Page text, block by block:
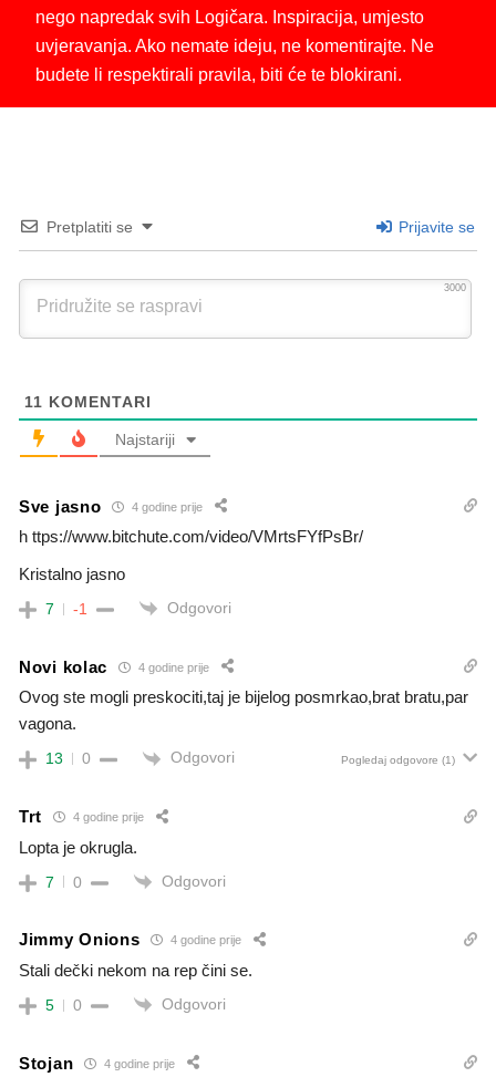
nego napredak svih Logičara. Inspiracija, umjesto
uvjeravanja. Ako nemate ideju, ne komentirajte. Ne
budete li respektirali pravila, biti će te blokirani.
Pretplatiti se Prijavite se
3000
11 KOMENTARI
Najstariji
Sve jasno 4 godine prije
h ttps://www.bitchute.com/video/VMrtsFYfPsBr/
Kristalno jasno
7 -1 Odgovori
Novi kolac 4 godine prije
Ovog ste mogli preskociti,taj je bijelog posmrkao,brat bratu,par
vagona.
13 0 Odgovori Pogledaj odgovore (1)
Trt 4 godine prije
Lopta je okrugla.
7 0 Odgovori
Jimmy Onions 4 godine prije
Stali dečki nekom na rep čini se.
5 0 Odgovori
Stojan 4 godine prije